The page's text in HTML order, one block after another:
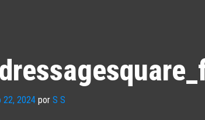
22, 2024por S S